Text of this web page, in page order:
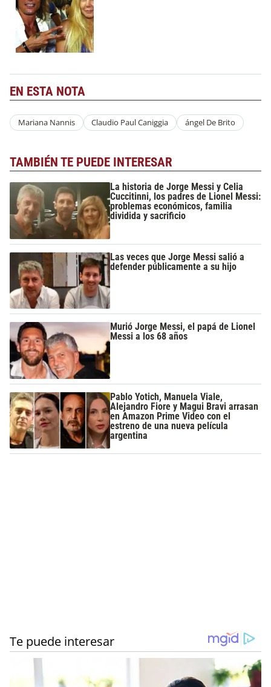
EN ESTA NOTA
Mariana Nannis Claudio Paul Caniggia ángel De Brito
TAMBIÉN TE PUEDE INTERESAR
La historia de Jorge Messi y Celia
Cuccitinni, los padres de Lionel Messi:
problemas económicos, familia
dividida y sacrificio
Las veces que Jorge Messi salió a
defender públicamente a su hijo
Murió Jorge Messi, el papá de Lionel
Messi a los 68 años
Pablo Yotich, Manuela Viale,
Alejandro Fiore y Magui Bravi arrasan
en Amazon Prime Video con el
estreno de una nueva película
argentina